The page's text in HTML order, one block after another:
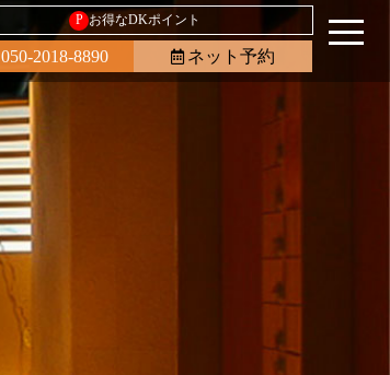
P お得なDKポイント
050-2018-8890 ネット予約